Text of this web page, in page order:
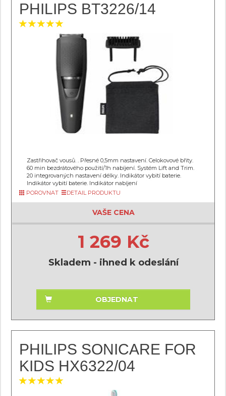
PHILIPS BT3226/14
Zastřihovač vousů. . Přesné 0,5mm nastavení. Celokovové břity.
60 min bezdrátového použití/1h nabíjení. Systém Lift and Trim.
20 integrovaných nastavení délky. Indikátor vybití baterie.
Indikátor vybití baterie. Indikátor nabíjení
POROVNAT
DETAIL PRODUKTU
VAŠE CENA
1 269 Kč
Skladem - ihned k odeslání
OBJEDNAT
PHILIPS SONICARE FOR
KIDS HX6322/04